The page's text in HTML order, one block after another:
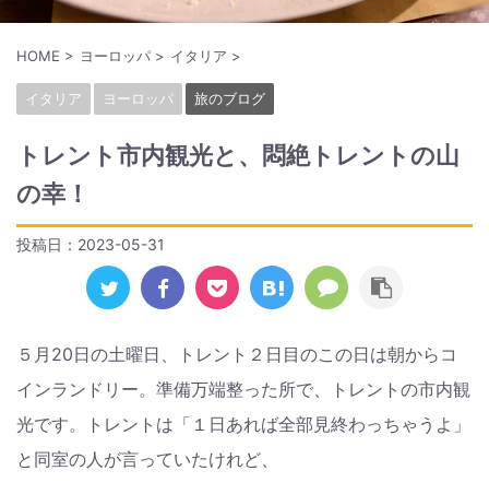
HOME > ヨーロッパ > イタリア >
イタリア ヨーロッパ 旅のブログ
トレント市内観光と、悶絶トレントの山
の幸！
投稿日： 2023-05-31
５月20日の土曜日、トレント２日目のこの日は朝からコ
インランドリー。準備万端整った所で、トレントの市内観
光です。トレントは「１日あれば全部見終わっちゃうよ」
と同室の人が言っていたけれど、